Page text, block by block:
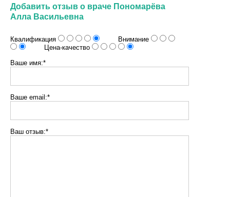
Добавить отзыв о враче Пономарёва
Алла Васильевна
Квалификация
Внимание
Цена-качество
Ваше имя:*
Ваше email:*
Ваш отзыв:*